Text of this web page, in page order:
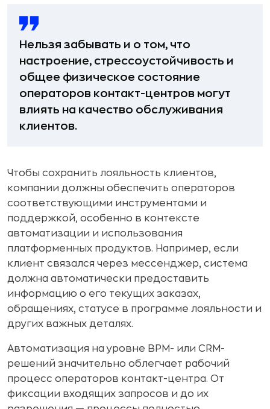
Нельзя забывать и о том, что
настроение, стрессоустойчивость и
общее физическое состояние
операторов контакт-центров могут
влиять на качество обслуживания
клиентов.
Чтобы сохранить лояльность клиентов,
компании должны обеспечить операторов
соответствующими инструментами и
поддержкой, особенно в контексте
автоматизации и использования
платформенных продуктов. Например, если
клиент связался через мессенджер, система
должна автоматически предоставить
информацию о его текущих заказах,
обращениях, статусе в программе лояльности и
других важных деталях.
Автоматизация на уровне BPM- или CRM-
решений значительно облегчает рабочий
процесс операторов контакт-центра. От
фиксации входящих запросов и до их